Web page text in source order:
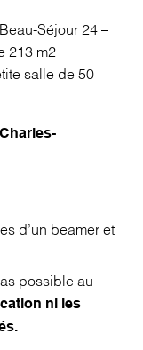
Séjour 24 –
213 m2
salle de 50
d’un beamer et
possible au-
ni les